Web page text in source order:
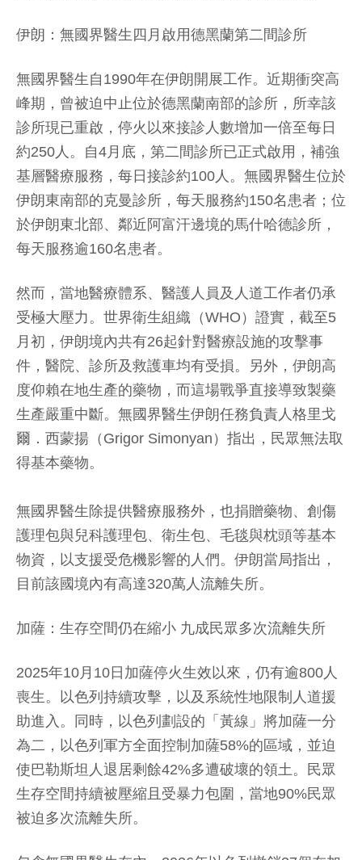
伊朗：無國界醫生四月啟用德黑蘭第二間診所
無國界醫生自1990年在伊朗開展工作。近期衝突高
峰期，曾被迫中止位於德黑蘭南部的診所，所幸該
診所現已重啟，停火以來接診人數增加一倍至每日
約250人。自4月底，第二間診所已正式啟用，補強
基層醫療服務，每日接診約100人。無國界醫生位於
伊朗東南部的克曼診所，每天服務約150名患者；位
於伊朗東北部、鄰近阿富汗邊境的馬什哈德診所，
每天服務逾160名患者。
然而，當地醫療體系、醫護人員及人道工作者仍承
受極大壓力。世界衛生組織（WHO）證實，截至5
月初，伊朗境內共有26起針對醫療設施的攻擊事
件，醫院、診所及救護車均有受損。另外，伊朗高
度仰賴在地生產的藥物，而這場戰爭直接導致製藥
生產嚴重中斷。無國界醫生伊朗任務負責人格里戈
爾．西蒙揚（Grigor Simonyan）指出，民眾無法取
得基本藥物。
無國界醫生除提供醫療服務外，也捐贈藥物、創傷
護理包與兒科護理包、衛生包、毛毯與枕頭等基本
物資，以支援受危機影響的人們。伊朗當局指出，
目前該國境內有高達320萬人流離失所。
加薩：生存空間仍在縮小 九成民眾多次流離失所
2025年10月10日加薩停火生效以來，仍有逾800人
喪生。以色列持續攻擊，以及系統性地限制人道援
助進入。同時，以色列劃設的「黃線」將加薩一分
為二，以色列軍方全面控制加薩58%的區域，並迫
使巴勒斯坦人退居剩餘42%多遭破壞的領土。民眾
生存空間持續被壓縮且受暴力包圍，當地90%民眾
被迫多次流離失所。